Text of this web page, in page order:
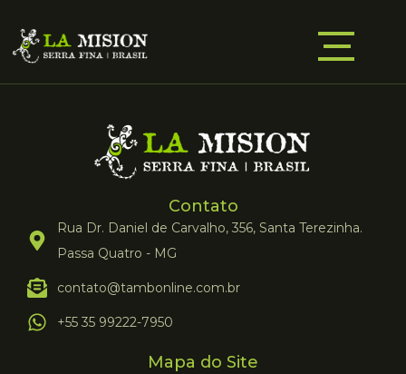
Contato
Rua Dr. Daniel de Carvalho, 356, Santa Terezinha.
Passa Quatro - MG
contato@tambonline.com.br
+55 35 99222-7950
Mapa do Site